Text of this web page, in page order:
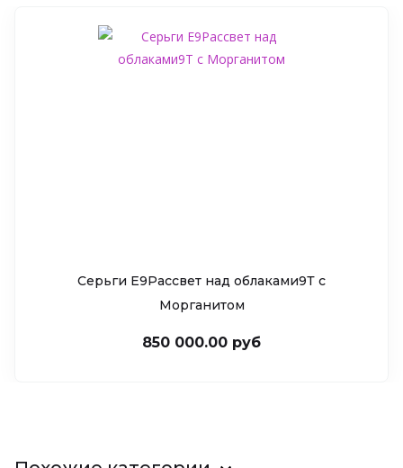
Серьги Е9Рассвет над облаками9Т c
Морганитом
850 000.00 руб